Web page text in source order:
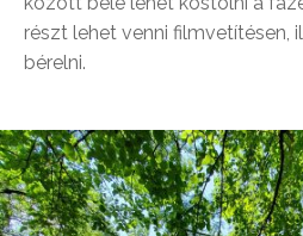
részt lehet venni filmvetítésen,
bérelni.